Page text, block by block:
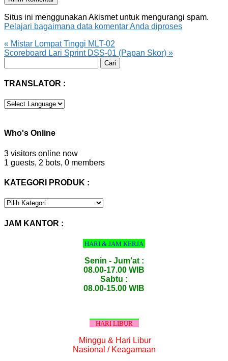
Situs ini menggunakan Akismet untuk mengurangi spam.
Pelajari bagaimana data komentar Anda diproses
« Mistar Lompat Tinggi MLT-02
Scoreboard Lari Sprint DSS-01 (Papan Skor) »
untuk:
TRANSLATOR :
Who's Online
3 visitors online now
1 guests, 2 bots, 0 members
KATEGORI PRODUK :
KATEGORI
JAM KANTOR :
HARI & JAM KERJA
Senin - Jum'at :
08.00-17.00 WIB
Sabtu :
08.00-15.00 WIB
HARI LIBUR
Minggu & Hari Libur
Nasional / Keagamaan